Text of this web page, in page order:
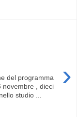
›
del programma
, dieci
studio ...